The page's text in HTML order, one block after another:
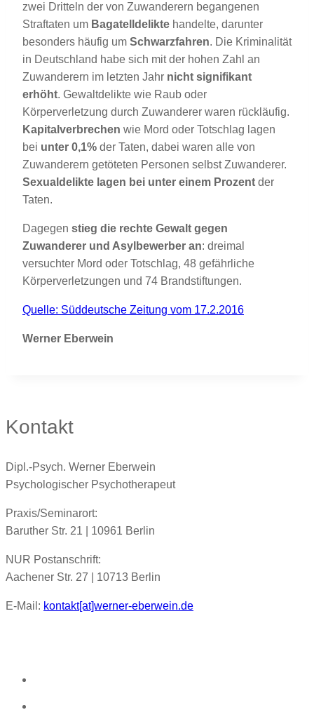
zwei Dritteln der von Zuwanderern begangenen
Straftaten um Bagatelldelikte handelte, darunter
besonders häufig um Schwarzfahren. Die Kriminalität
in Deutschland habe sich mit der hohen Zahl an
Zuwanderern im letzten Jahr nicht signifikant
erhöht. Gewaltdelikte wie Raub oder
Körperverletzung durch Zuwanderer waren rückläufig.
Kapitalverbrechen wie Mord oder Totschlag lagen
bei unter 0,1% der Taten, dabei waren alle von
Zuwanderern getöteten Personen selbst Zuwanderer.
Sexualdelikte lagen bei unter einem Prozent der
Taten.
Dagegen stieg die rechte Gewalt gegen
Zuwanderer und Asylbewerber an: dreimal
versuchter Mord oder Totschlag, 48 gefährliche
Körperverletzungen und 74 Brandstiftungen.
Quelle: Süddeutsche Zeitung vom 17.2.2016
Werner Eberwein
Kontakt
Dipl.-Psych. Werner Eberwein
Psychologischer Psychotherapeut
Praxis/Seminarort:
Baruther Str. 21 | 10961 Berlin
NUR Postanschrift:
Aachener Str. 27 | 10713 Berlin
E-Mail: kontakt[at]werner-eberwein.de